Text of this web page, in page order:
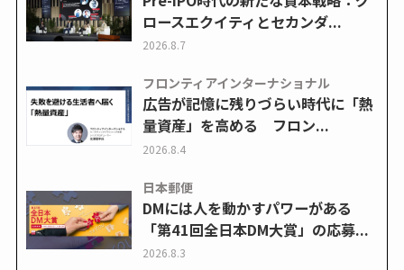
ロースエクイティとセカンダ...
2026.8.7
フロンティアインターナショナル
広告が記憶に残りづらい時代に「熱
量資産」を高める フロン...
2026.8.4
日本郵便
DMには人を動かすパワーがある
「第41回全日本DM大賞」の応募...
2026.8.3